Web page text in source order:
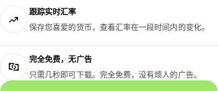
跟踪实时汇率
保存您喜爱的货币，查看汇率在一段时间内的变化。
完全免费，无广告
只需几秒即可下载。完全免费，没有烦人的广告。